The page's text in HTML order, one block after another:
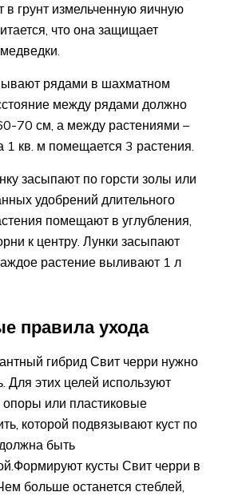
в грунт измельченную яичную
что она защищает
рядами в шахматном
между рядами должно
70 см, а между растениями –
кв. м помещается 3 растения.
засыпают по горсти золы или
удобрений длительного
помещают в углубления,
к центру. Лунки засыпают
растение выливают 1 л
правила ухода
гибрид Свит черри нужно
Для этих целей используют
или пластиковые
которой подвязывают куст по
быть
кусты Свит черри в
больше останется стеблей,